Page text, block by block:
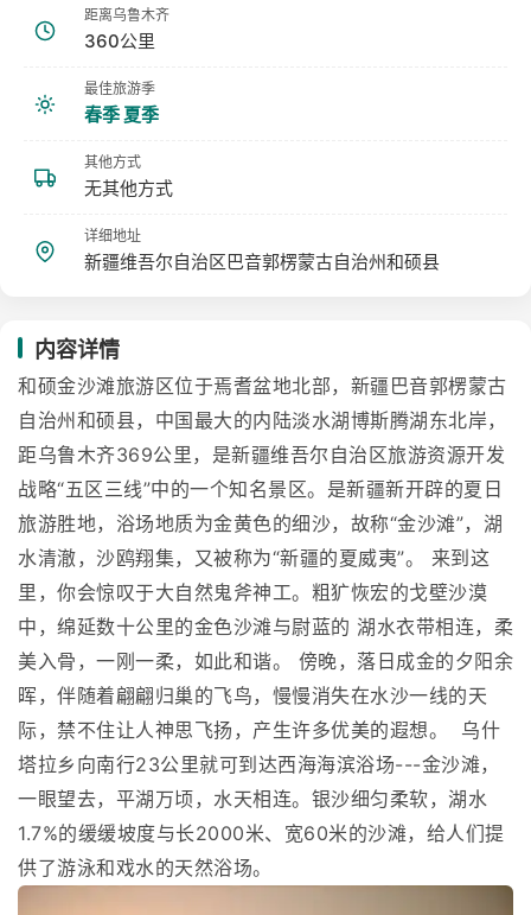
距离乌鲁木齐
360公里
最佳旅游季
春季 夏季
其他方式
无其他方式
详细地址
新疆维吾尔自治区巴音郭楞蒙古自治州和硕县
内容详情
和硕金沙滩旅游区位于焉耆盆地北部，新疆巴音郭楞蒙古
自治州和硕县，中国最大的内陆淡水湖博斯腾湖东北岸，
距乌鲁木齐369公里，是新疆维吾尔自治区旅游资源开发
战略“五区三线”中的一个知名景区。是新疆新开辟的夏日
旅游胜地，浴场地质为金黄色的细沙，故称“金沙滩”，湖
水清澈，沙鸥翔集，又被称为“新疆的夏威夷”。 来到这
里，你会惊叹于大自然鬼斧神工。粗犷恢宏的戈壁沙漠
中，绵延数十公里的金色沙滩与尉蓝的 湖水衣带相连，柔
美入骨，一刚一柔，如此和谐。 傍晚，落日成金的夕阳余
晖，伴随着翩翩归巢的飞鸟，慢慢消失在水沙一线的天
际，禁不住让人神思飞扬，产生许多优美的遐想。 乌什
塔拉乡向南行23公里就可到达西海海滨浴场---金沙滩，
一眼望去，平湖万顷，水天相连。银沙细匀柔软，湖水
1.7%的缓缓坡度与长2000米、宽60米的沙滩，给人们提
供了游泳和戏水的天然浴场。